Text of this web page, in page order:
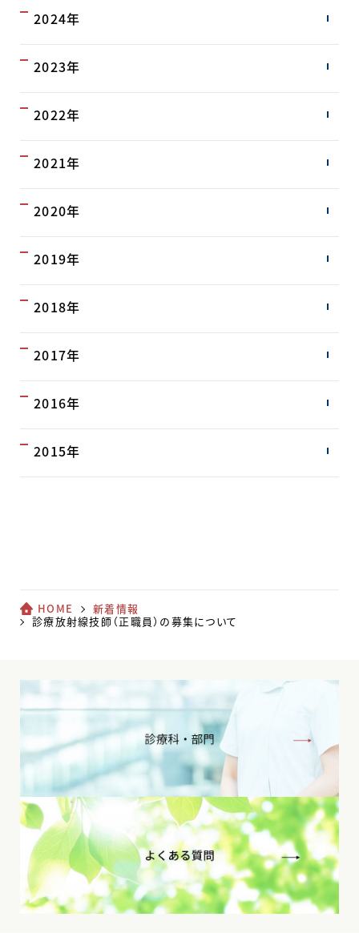
2024年
2023年
2022年
2021年
2020年
2019年
2018年
2017年
2016年
2015年
HOME
新着情報
診療放射線技師（正職員）の募集について